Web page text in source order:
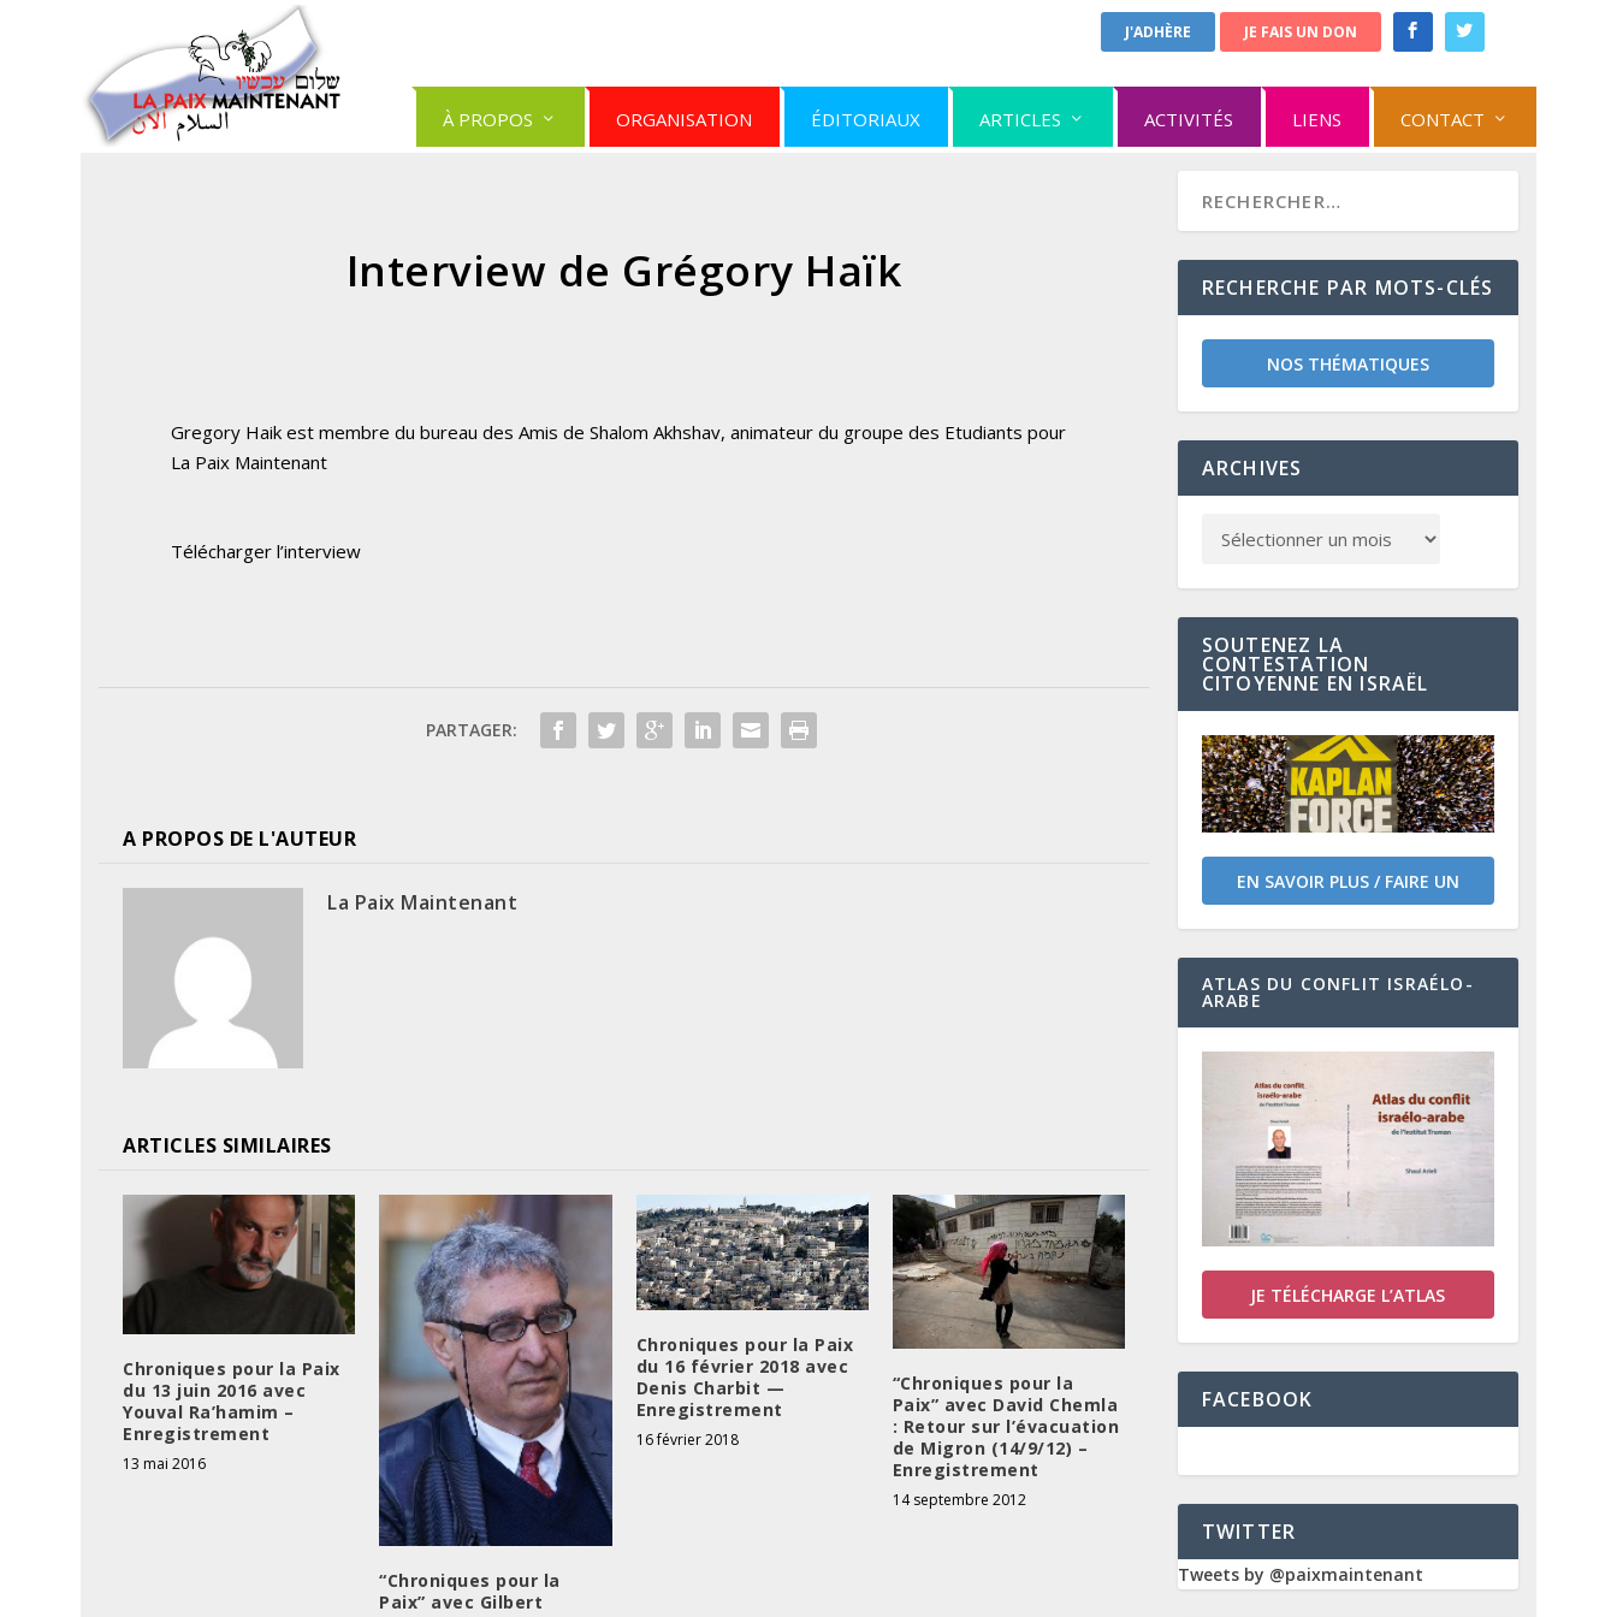
J'ADHÈRE JE FAIS UN DON
À PROPOS ORGANISATION ÉDITORIAUX ARTICLES ACTIVITÉS LIENS CONTACT
Interview de Grégory Haïk
Gregory Haik est membre du bureau des Amis de Shalom Akhshav, animateur du groupe des Etudiants pour
La Paix Maintenant
Télécharger l’interview
PARTAGER:
A PROPOS DE L'AUTEUR
La Paix Maintenant
ARTICLES SIMILAIRES
Chroniques pour la Paix
du 13 juin 2016 avec
Youval Ra’hamim –
Enregistrement
13 mai 2016
“Chroniques pour la
Paix” avec Gilbert
Chroniques pour la Paix
du 16 février 2018 avec
Denis Charbit —
Enregistrement
16 février 2018
“Chroniques pour la
Paix” avec David Chemla
: Retour sur l’évacuation
de Migron (14/9/12) –
Enregistrement
14 septembre 2012
RECHERCHE PAR MOTS-CLÉS
NOS THÉMATIQUES
ARCHIVES
SOUTENEZ LA
CONTESTATION
CITOYENNE EN ISRAËL
EN SAVOIR PLUS / FAIRE UN
DON
ATLAS DU CONFLIT ISRAÉLO-
ARABE
JE TÉLÉCHARGE L’ATLAS
FACEBOOK
TWITTER
Tweets by @paixmaintenant